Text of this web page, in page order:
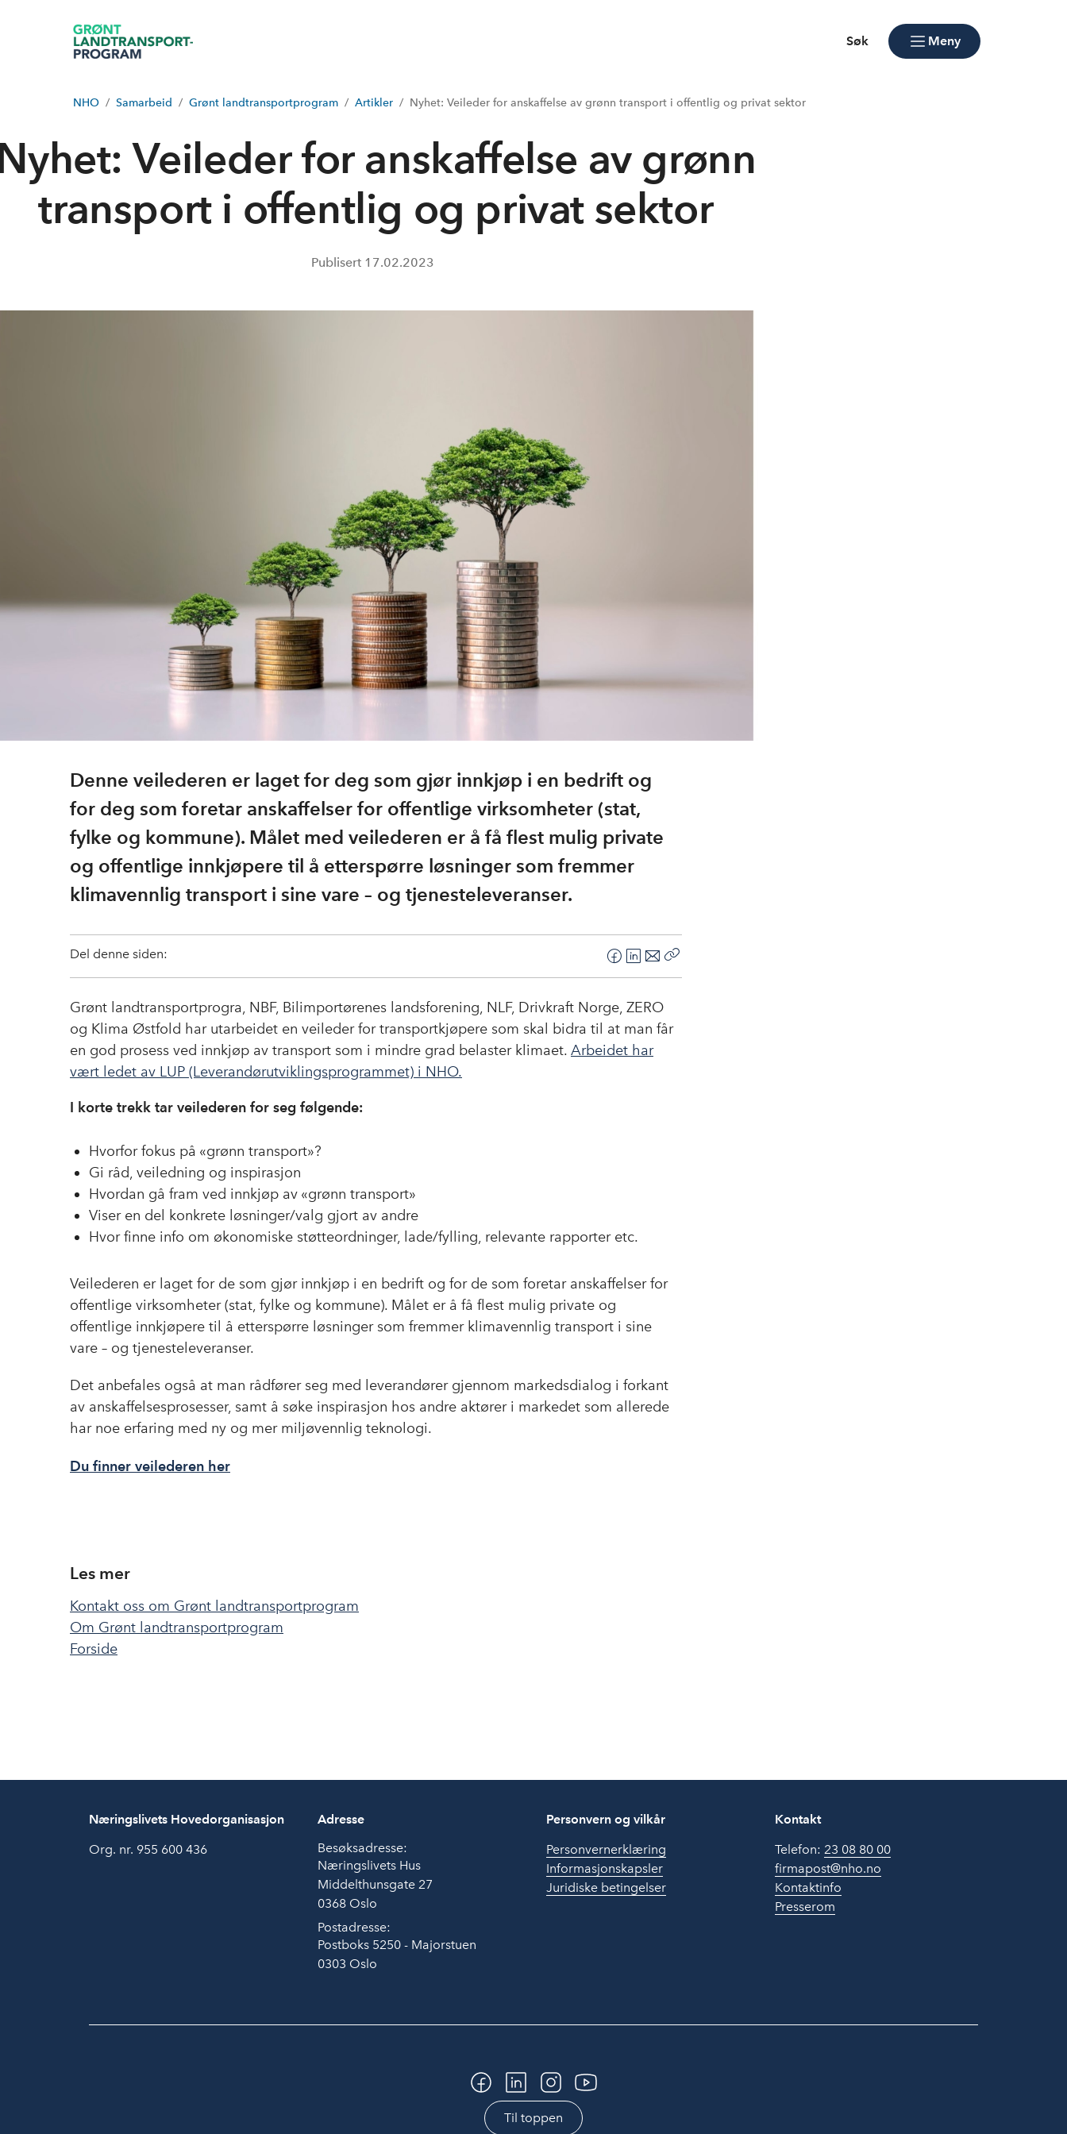
Søk Meny
NHO Samarbeid Grønt landtransportprogram Artikler Nyhet: Veileder for anskaffelse av grønn transport i offentlig og privat sektor
Veileder for anskaffelse av grønn
transport i offentlig og privat sektor
Publisert 17.02.2023
Denne veilederen er laget for deg som gjør innkjøp i en bedrift og
for deg som foretar anskaffelser for offentlige virksomheter (stat,
fylke og kommune). Målet med veilederen er å få flest mulig private
og offentlige innkjøpere til å etterspørre løsninger som fremmer
klimavennlig transport i sine vare – og tjenesteleveranser.
Del denne siden:
F
a
c
o
L
i
n
d
E
-
p
t
Grønt landtransportprogra, NBF, Bilimportørenes landsforening, NLF, Drivkraft Norge, ZERO
og Klima Østfold har utarbeidet en veileder for transportkjøpere som skal bidra til at man får
en god prosess ved innkjøp av transport som i mindre grad belaster klimaet. Arbeidet har
vært ledet av LUP (Leverandørutviklingsprogrammet) i NHO.
I korte trekk tar veilederen for seg følgende:
Hvorfor fokus på «grønn transport»?
Gi råd, veiledning og inspirasjon
Hvordan gå fram ved innkjøp av «grønn transport»
Viser en del konkrete løsninger/valg gjort av andre
Hvor finne info om økonomiske støtteordninger, lade/fylling, relevante rapporter etc.
Veilederen er laget for de som gjør innkjøp i en bedrift og for de som foretar anskaffelser for
offentlige virksomheter (stat, fylke og kommune). Målet er å få flest mulig private og
offentlige innkjøpere til å etterspørre løsninger som fremmer klimavennlig transport i sine
vare – og tjenesteleveranser.
Det anbefales også at man rådfører seg med leverandører gjennom markedsdialog i forkant
av anskaffelsesprosesser, samt å søke inspirasjon hos andre aktører i markedet som allerede
har noe erfaring med ny og mer miljøvennlig teknologi.
Du finner veilederen her
Les mer
Kontakt oss om Grønt landtransportprogram
Om Grønt landtransportprogram
Forside
Næringslivets Hovedorganisasjon
Org. nr. 955 600 436
Adresse
Besøksadresse:
Næringslivets Hus
Middelthunsgate 27
0368 Oslo
Postadresse:
Postboks 5250 - Majorstuen
0303 Oslo
Personvern og vilkår
Personvernerklæring
Informasjonskapsler
Juridiske betingelser
Kontakt
Telefon: 23 08 80 00
firmapost@nho.no
Kontaktinfo
Presserom
Til toppen